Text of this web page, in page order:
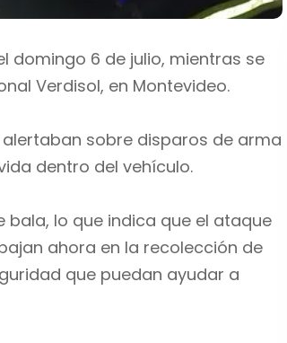
domingo 6 de julio, mientras se
Verdisol, en Montevideo.
sobre disparos de arma
dentro del vehículo.
bala, lo que indica que el ataque
ahora en la recolección de
que puedan ayudar a